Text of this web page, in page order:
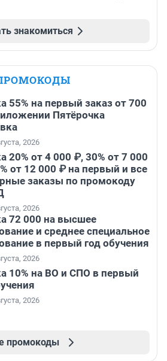
знакомиться
55% на первый заказ от 700
Пятёрочка
2026
20% от 4 000 ₽, 30% от 7 000
от 12 000 ₽ на первый и все
заказы по промокоду
2026
72 000 на высшее
и среднее специальное
в первый год обучения
2026
10% на ВО и СПО в первый
2026
промокоды